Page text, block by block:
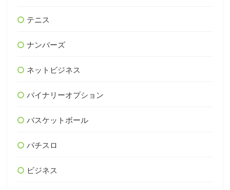
テニス
ナンバーズ
ネットビジネス
バイナリーオプション
バスケットボール
パチスロ
ビジネス